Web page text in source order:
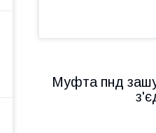
Муфта пнд